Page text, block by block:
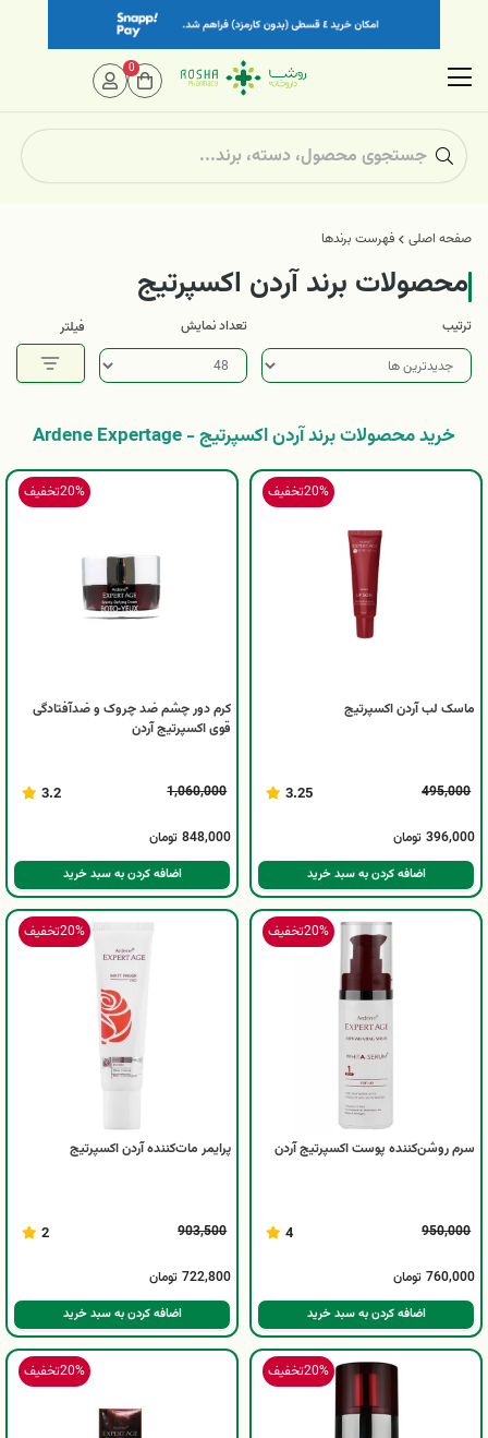
صفحه اصلی فهرست برندها
محصولات برند آردن اکسپرتیج
ترتیب تعداد نمایش فیلتر
خرید محصولات برند آردن اکسپرتیج - Ardene Expertage
20%تخفیف
ماسک لب آردن اکسپرتیج
495,000
3.25
396,000 تومان
اضافه کردن به سبد خرید
20%تخفیف
کرم دور چشم ضد چروک و ضدآفتادگی
قوی اکسپرتیج آردن
1,060,000
3.2
848,000 تومان
اضافه کردن به سبد خرید
20%تخفیف
سرم روشن‌کننده پوست اکسپرتیج آردن
950,000
4
760,000 تومان
اضافه کردن به سبد خرید
20%تخفیف
پرایمر مات‌کننده آردن اکسپرتیج
903,500
2
722,800 تومان
اضافه کردن به سبد خرید
20%تخفیف 20%تخفیف
0